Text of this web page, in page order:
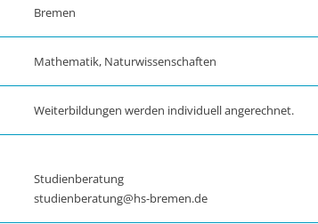
Bremen
Mathematik, Naturwissenschaften
Weiterbildungen werden individuell angerechnet.
Studienberatung
studienberatung@hs-bremen.de